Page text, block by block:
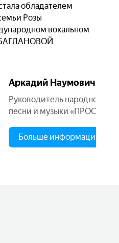
обладателем
Розы
вокальном
БАГЛАНОВОЙ
Аркадий Наумович
Руководитель народного
песни и музыки
Больше информации